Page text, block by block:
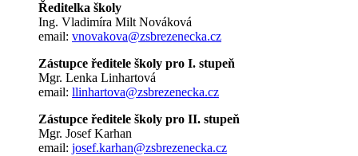
Ředitelka školy
Ing. Vladimíra Milt Nováková
email: vnovakova@zsbrezenecka.cz
Zástupce ředitele školy pro I. stupeň
Mgr. Lenka Linhartová
email: llinhartova@zsbrezenecka.cz
Zástupce ředitele školy pro II. stupeň
Mgr. Josef Karhan
email: josef.karhan@zsbrezenecka.cz